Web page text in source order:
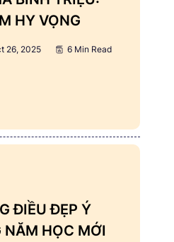
HY VỌNG
26, 2025 6 Min Read
ĐIỀU ĐẸP Ý
NĂM HỌC MỚI